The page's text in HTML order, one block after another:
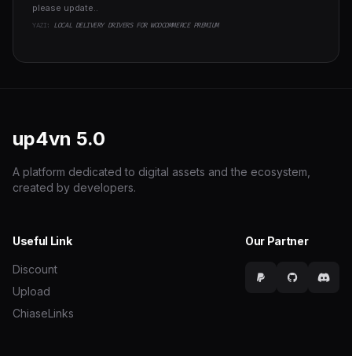
please update..
YAZI: LOCAL DELIVERY DRIVERS FOR WOOCOMMERCE PREMIUM
up4vn 5.0
A platform dedicated to digital assets and the ecosystem,
created by developers.
Useful Link
Discount
Upload
ChiaseLinks
Our Partner